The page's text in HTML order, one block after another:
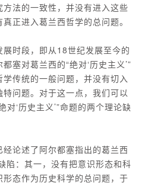
法的一致性，并没有进入这些
正进入葛兰西哲学的总问题。
时段，即从18世纪发展至今的
塞对葛兰西的“绝对‘历史主义’”
传统的一般问题，并没有切入
问题。对于这一点，我们可以
‘历史主义’”命题的两个理论缺
论述了阿尔都塞指出的葛兰西
陷：其一，没有把意识形态和科
态作为历史科学的总问题，于